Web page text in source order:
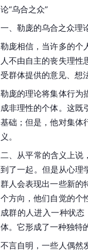
论“乌合之众”
一、勒庞的乌合之众理
勒庞相信，当许多的个
人不由自主的丧失理
受群体提供的意见、想
勒庞的理论将集体行为
成非理性的个体。这既
基础；但是，他对集体
义。
二、从平常的含义上说
到了一起。但是从心理
群人会表现出一些新的
个方向，他们自觉的个
成群的人进入一种状
体。它形成了一种独特
不言自明，一些人偶然